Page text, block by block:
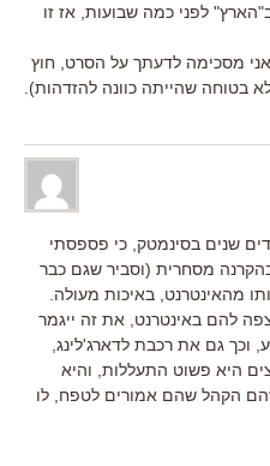
לפני כמה שבועות, אז זו
מסכימה לדעתך על הסרט, חוץ
בטוחה שהייתה כוונה להזדהות).
שנים בסינמטק, כי פספסתי
מסחרית (וסביר שגם כבר
מהאינטרנט, באיכות מעולה.
להם באינטרנט, את זה ייגמר
וכך גם את רכבת לדארג'לינג,
היא פשוט התעללות, והיא
הקהל שהם אמורים לטפח, לו